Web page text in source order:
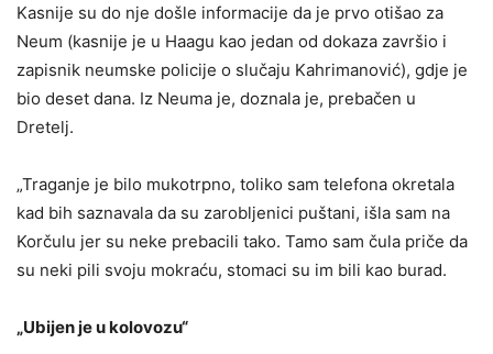
Kasnije su do nje došle informacije da je prvo otišao za
Neum (kasnije je u Haagu kao jedan od dokaza završio i
zapisnik neumske policije o slučaju Kahrimanović), gdje je
bio deset dana. Iz Neuma je, doznala je, prebačen u
Dretelj.
„Traganje je bilo mukotrpno, toliko sam telefona okretala
kad bih saznavala da su zarobljenici puštani, išla sam na
Korčulu jer su neke prebacili tako. Tamo sam čula priče da
su neki pili svoju mokraću, stomaci su im bili kao burad.
„Ubijen je u kolovozu“